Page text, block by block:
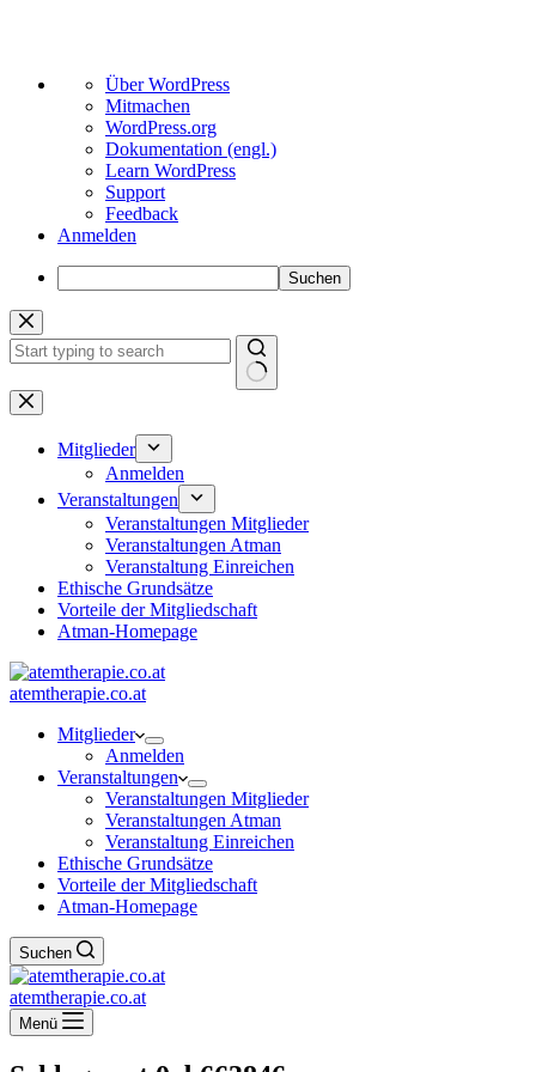
Über
WordPress
Über WordPress
Mitmachen
WordPress.org
Dokumentation (engl.)
Learn WordPress
Support
Feedback
Anmelden
Suchen
Zum
Inhalt
springen
Keine
Ergebnisse
Mitglieder
Anmelden
Veranstaltungen
Veranstaltungen Mitglieder
Veranstaltungen Atman
Veranstaltung Einreichen
Ethische Grundsätze
Vorteile der Mitgliedschaft
Atman-Homepage
atemtherapie.co.at
Mitglieder
Anmelden
Veranstaltungen
Veranstaltungen Mitglieder
Veranstaltungen Atman
Veranstaltung Einreichen
Ethische Grundsätze
Vorteile der Mitgliedschaft
Atman-Homepage
Suchen
atemtherapie.co.at
Menü